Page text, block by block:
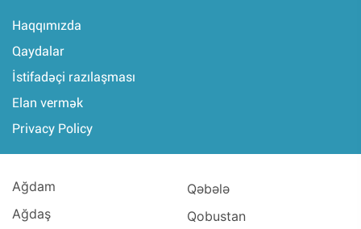
Haqqımızda
Qaydalar
İstifadəçi razılaşması
Elan vermək
Privacy Policy
Ağdam
Ağdaş
Qəbələ
Qobustan